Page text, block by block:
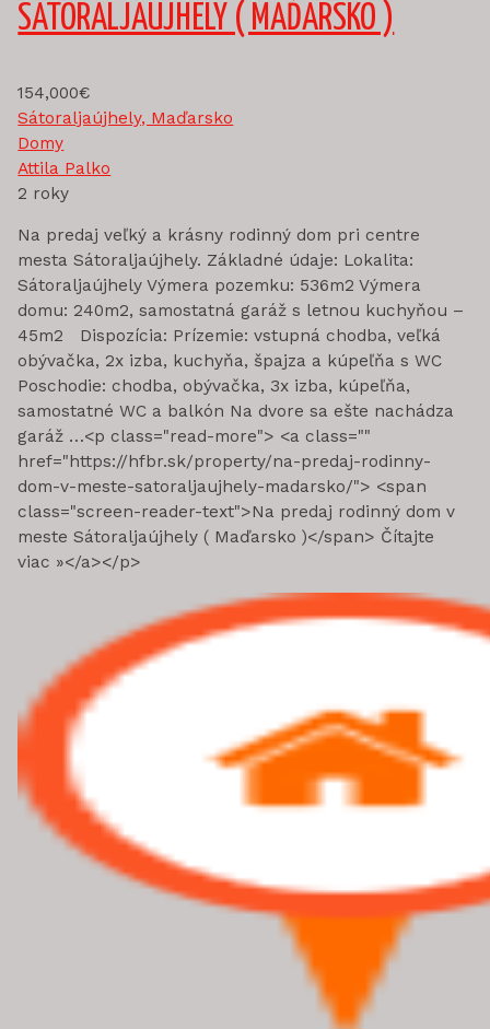
SÁTORALJAÚJHELY ( MAĎARSKO )
154,000€
Sátoraljaújhely, Maďarsko
Domy
Attila Palko
2 roky
Na predaj veľký a krásny rodinný dom pri centre
mesta Sátoraljaújhely. Základné údaje: Lokalita:
Sátoraljaújhely Výmera pozemku: 536m2 Výmera
domu: 240m2, samostatná garáž s letnou kuchyňou –
45m2 Dispozícia: Prízemie: vstupná chodba, veľká
obývačka, 2x izba, kuchyňa, špajza a kúpeľňa s WC
Poschodie: chodba, obývačka, 3x izba, kúpeľňa,
samostatné WC a balkón Na dvore sa ešte nachádza
garáž …<p class="read-more"> <a class=""
href="https://hfbr.sk/property/na-predaj-rodinny-
dom-v-meste-satoraljaujhely-madarsko/"> <span
class="screen-reader-text">Na predaj rodinný dom v
meste Sátoraljaújhely ( Maďarsko )</span> Čítajte
viac »</a></p>